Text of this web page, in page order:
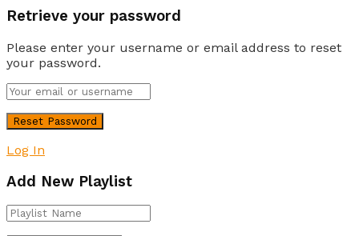
Retrieve your password
Please enter your username or email address to reset
your password.
Log In
Add New Playlist